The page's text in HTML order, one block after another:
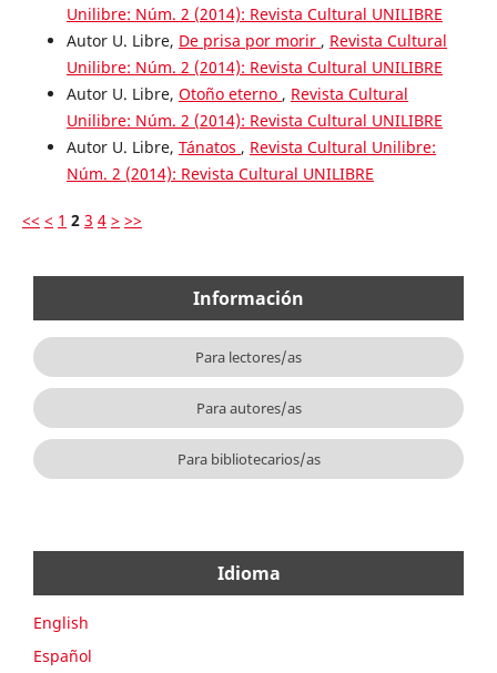
Unilibre: Núm. 2 (2014): Revista Cultural UNILIBRE
Autor U. Libre, De prisa por morir , Revista Cultural
Unilibre: Núm. 2 (2014): Revista Cultural UNILIBRE
Autor U. Libre, Otoño eterno , Revista Cultural
Unilibre: Núm. 2 (2014): Revista Cultural UNILIBRE
Autor U. Libre, Tánatos , Revista Cultural Unilibre:
Núm. 2 (2014): Revista Cultural UNILIBRE
<< < 1 2 3 4 > >>
Información
Para lectores/as
Para autores/as
Para bibliotecarios/as
Idioma
English
Español